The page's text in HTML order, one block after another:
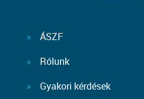
ÁSZF
Rólunk
Gyakori kérdések